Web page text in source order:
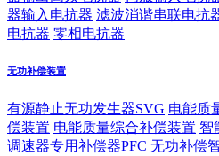
器输入电抗器 滤波消谐串联电抗
电抗器 零相电抗器
无功补偿装置
有源静止无功发生器SVG 电能质
偿装置 电能质量综合补偿装置 智
调速器专用补偿器PFC 无功补偿